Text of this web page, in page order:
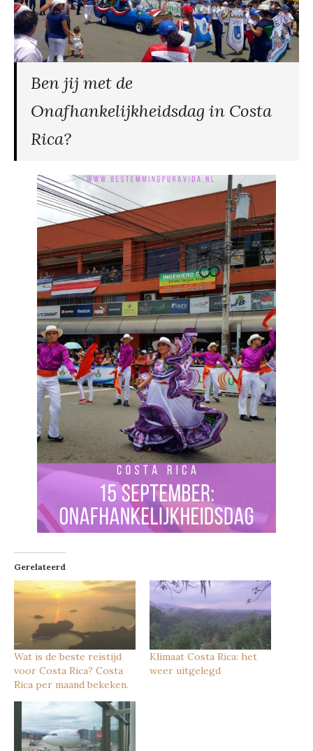
Ben jij met de
Onafhankelijkheidsdag in Costa
Rica?
Gerelateerd
Wat is de beste reistijd
voor Costa Rica? Costa
Rica per maand bekeken.
Klimaat Costa Rica: het
weer uitgelegd